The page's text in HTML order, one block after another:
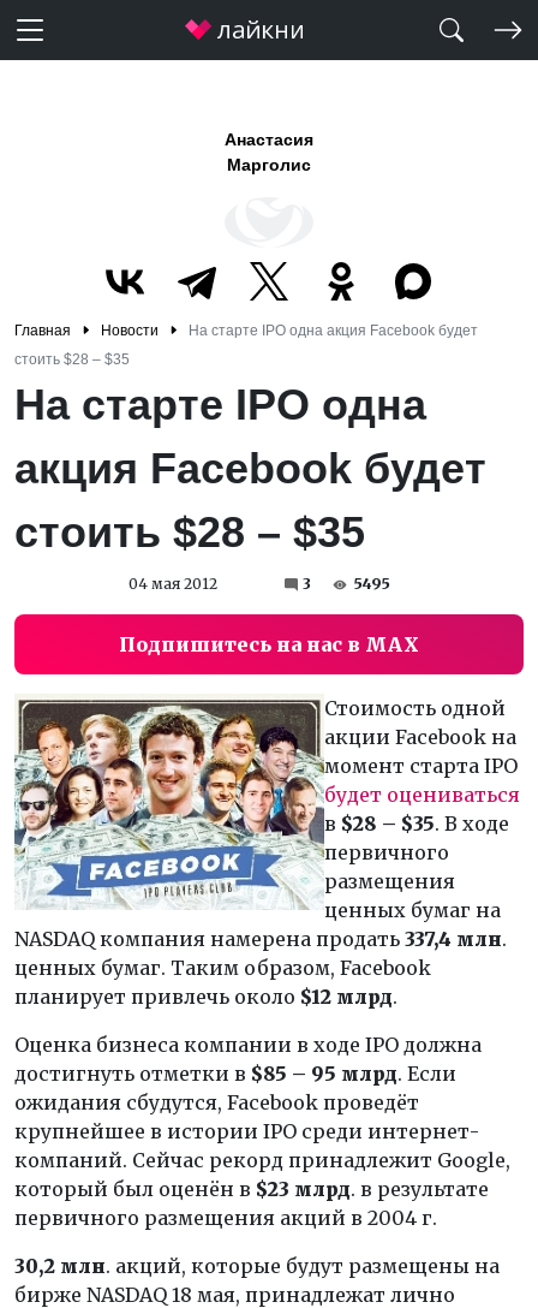
Анастасия
Марголис
Главная Новости
На старте IPO одна акция Facebook будет
стоить $28 – $35
На старте IPO одна
акция Facebook будет
стоить $28 – $35
04 мая 2012 3 5495
Подпишитесь на нас в MAX
Стоимость одной
акции Facebook на
момент старта IPO
будет оцениваться
в $28 – $35. В ходе
первичного
размещения
ценных бумаг на
NASDAQ компания намерена продать 337,4 млн.
ценных бумаг. Таким образом, Facebook
планирует привлечь около $12 млрд.
Оценка бизнеса компании в ходе IPO должна
достигнуть отметки в $85 – 95 млрд. Если
ожидания сбудутся, Facebook проведёт
крупнейшее в истории IPO среди интернет-
компаний. Сейчас рекорд принадлежит Google,
который был оценён в $23 млрд. в результате
первичного размещения акций в 2004 г.
30,2 млн. акций, которые будут размещены на
бирже NASDAQ 18 мая, принадлежат лично